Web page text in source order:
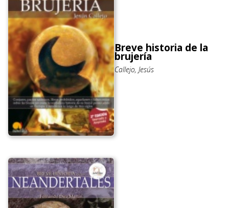
Breve historia de la
brujería
Callejo, Jesús